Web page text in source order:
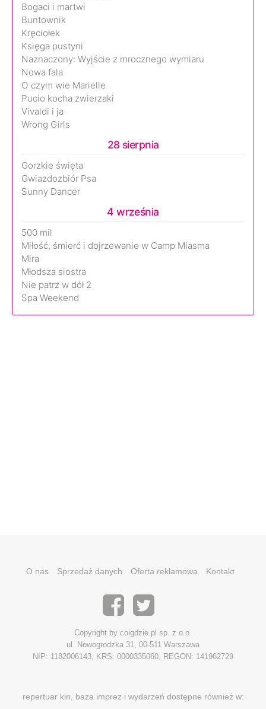
Bogaci i martwi
Buntownik
Kręciołek
Księga pustyni
Naznaczony: Wyjście z mrocznego wymiaru
Nowa fala
O czym wie Marielle
Pucio kocha zwierzaki
Vivaldi i ja
Wrong Girls
28 sierpnia
Gorzkie święta
Gwiazdozbiór Psa
Sunny Dancer
4 września
500 mil
Miłość, śmierć i dojrzewanie w Camp Miasma
Mira
Młodsza siostra
Nie patrz w dół 2
Spa Weekend
O nas Sprzedaż danych Oferta reklamowa Kontakt
Copyright by coigdzie.pl sp. z o.o.
ul. Nowogrodzka 31, 00-511 Warszawa
NIP: 1182006143, KRS: 0000335060, REGON: 141962729
repertuar kin, baza imprez i wydarzeń dostępne również w: